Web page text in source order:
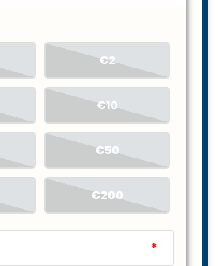
€2
€10
€50
€200
*